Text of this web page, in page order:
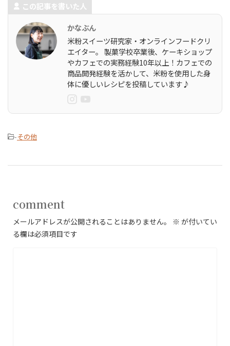
この記事を書いた人
かなぶん
米粉スイーツ研究家・オンラインフードクリ
エイター。 製菓学校卒業後、ケーキショップ
やカフェでの実務経験10年以上！カフェでの
商品開発経験を活かして、米粉を使用した身
体に優しいレシピを投稿しています♪
-その他
comment
メールアドレスが公開されることはありません。 ※ が付いてい
る欄は必須項目です